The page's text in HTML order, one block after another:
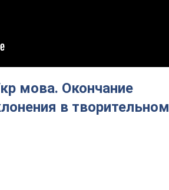
мова. Окончание
в творительном